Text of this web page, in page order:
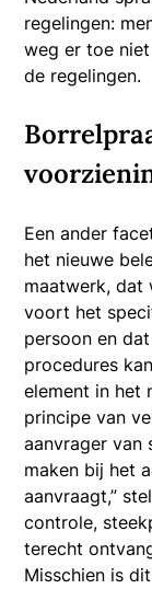
regelingen:
weg er toe
de regelingen.
Een ander
het nieuwe
maatwerk, dat
voort het
persoon en
procedures
element in het
principe van
aanvrager van
maken bij het
aanvraagt,”
controle,
terecht
Misschien is